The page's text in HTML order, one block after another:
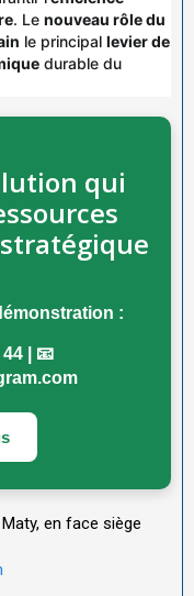
. Le nouveau rôle du
le principal levier de
durable du
qui
:
| 📧
en face siège